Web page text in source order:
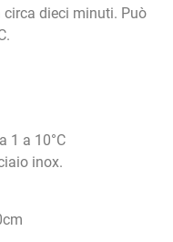
circa dieci minuti. Può
1 a 10°C
inox.